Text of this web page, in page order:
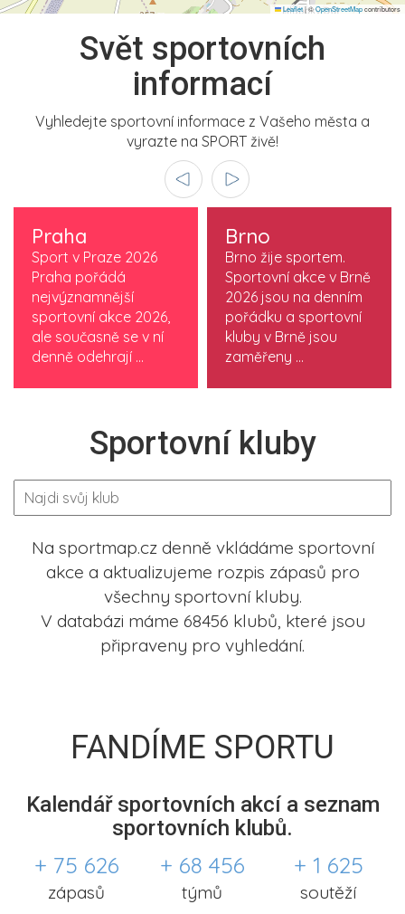
Leaflet|©OpenStreetMapcontributors
Svět sportovních
informací
Vyhledejte sportovní informace z Vašeho města a
vyrazte na SPORT živě!
Praha
Sport v Praze 2026
Praha pořádá
nejvýznamnější
sportovní akce 2026,
ale současně se v ní
denně odehrají ...
Brno
Brno žije sportem.
Sportovní akce v Brně
2026 jsou na denním
pořádku a sportovní
kluby v Brně jsou
zaměřeny ...
Sportovní kluby
Na sportmap.cz denně vkládáme sportovní
akce a aktualizujeme rozpis zápasů pro
všechny sportovní kluby.
V databázi máme 68456 klubů, které jsou
připraveny pro vyhledání.
FANDÍME SPORTU
Kalendář sportovních akcí a seznam
sportovních klubů.
+ 75 626
zápasů
+ 68 456
týmů
+ 1 625
soutěží